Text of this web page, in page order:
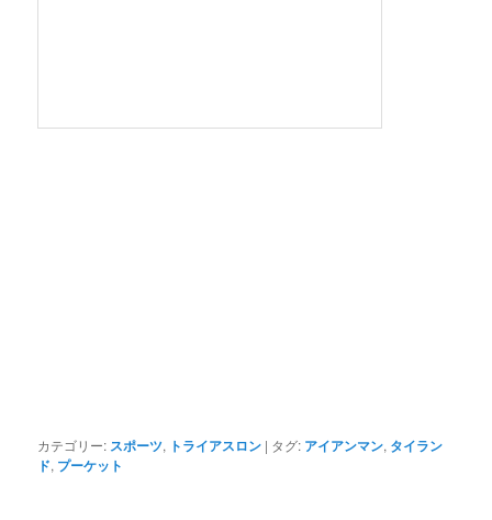
カテゴリー: スポーツ, トライアスロン | タグ: アイアンマン, タイラン
ド, プーケット